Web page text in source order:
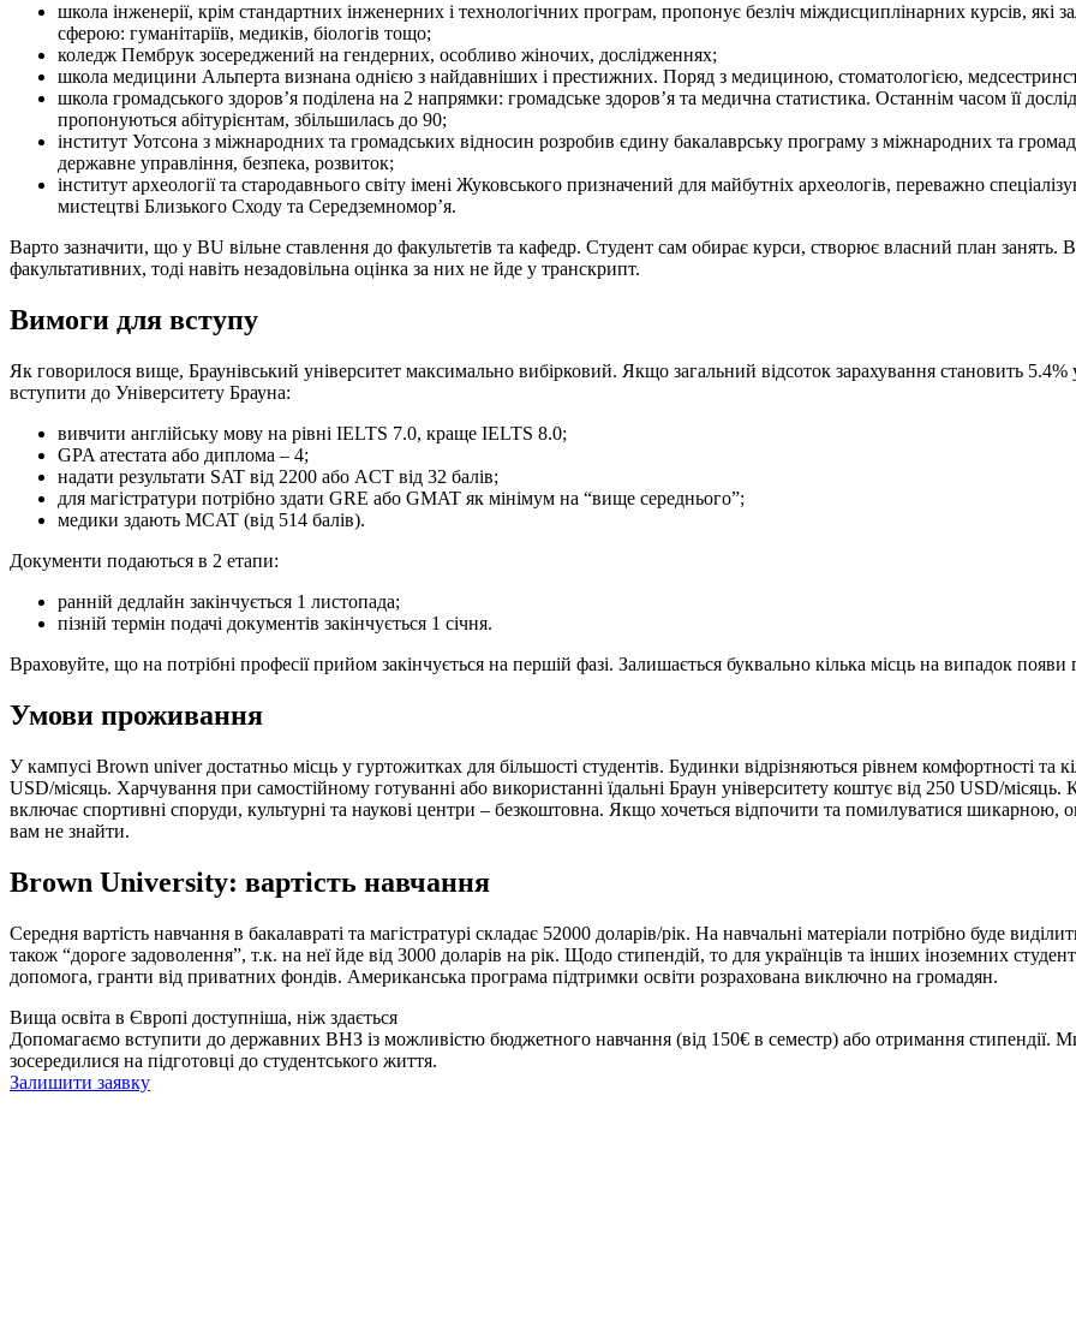
школа інженерії, крім стандартних інженерних і технологічних програм, пропонує безліч міждисциплінарних курсів, які
сферою: гуманітаріїв, медиків, біологів тощо;
коледж Пембрук зосереджений на гендерних, особливо жіночих, дослідженнях;
школа медицини Альперта визнана однією з найдавніших і престижних. Поряд з медициною, стоматологією,
школа громадського здоров’я поділена на 2 напрямки: громадське здоров’я та медична статистика. Останнім часом її
пропонуються абітурієнтам, збільшилась до 90;
інститут Уотсона з міжнародних та громадських відносин розробив єдину бакалаврську програму з міжнародних та
державне управління, безпека, розвиток;
інститут археології та стародавнього світу імені Жуковського призначений для майбутніх археологів, переважно
мистецтві Близького Сходу та Середземномор’я.
Варто зазначити, що у BU вільне ставлення до факультетів та кафедр. Студент сам обирає курси, створює власний план занять.
факультативних, тоді навіть незадовільна оцінка за них не йде у транскрипт.
Вимоги для вступу
Як говорилося вище, Браунівський університет максимально вибірковий. Якщо загальний відсоток зарахування становить
вступити до Університету Брауна:
вивчити англійську мову на рівні IELTS 7.0, краще IELTS 8.0;
GPA атестата або диплома – 4;
надати результати SAT від 2200 або ACT від 32 балів;
для магістратури потрібно здати GRE або GMAT як мінімум на “вище середнього”;
медики здають MCAT (від 514 балів).
Документи подаються в 2 етапи:
ранній дедлайн закінчується 1 листопада;
пізній термін подачі документів закінчується 1 січня.
Враховуйте, що на потрібні професії прийом закінчується на першій фазі. Залишається буквально кілька місць на випадок появи
Умови проживання
У кампусі Brown univer достатньо місць у гуртожитках для більшості студентів. Будинки відрізняються рівнем комфортності
USD/місяць. Харчування при самостійному готуванні або використанні їдальні Браун університету коштує від 250 USD/
включає спортивні споруди, культурні та наукові центри – безкоштовна. Якщо хочеться відпочити та помилуватися
вам не знайти.
Brown University: вартість навчання
Середня вартість навчання в бакалавраті та магістратурі складає 52000 доларів/рік. На навчальні матеріали потрібно буде
також “дороге задоволення”, т.к. на неї йде від 3000 доларів на рік. Щодо стипендій, то для українців та інших іноземних
допомога, гранти від приватних фондів. Американська програма підтримки освіти розрахована виключно на громадян.
Вища освіта в Європі доступніша, ніж здається
Допомагаємо вступити до державних ВНЗ із можливістю бюджетного навчання (від 150€ в семестр) або отримання стипендії.
зосередилися на підготовці до студентського життя.
Залишити заявку